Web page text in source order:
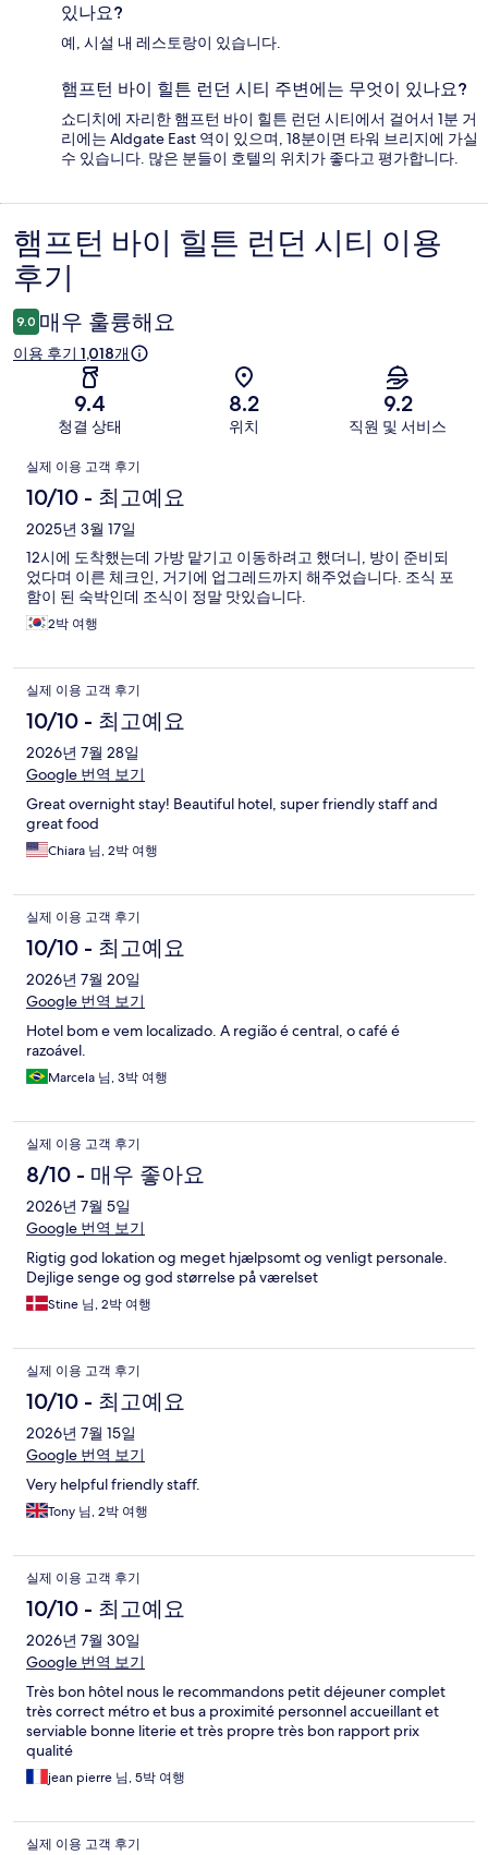
있나요?
예, 시설 내 레스토랑이 있습니다.
햄프턴 바이 힐튼 런던 시티 주변에는 무엇이 있나요?
쇼디치에 자리한 햄프턴 바이 힐튼 런던 시티에서 걸어서 1분 거
리에는 Aldgate East 역이 있으며, 18분이면 타워 브리지에 가실
수 있습니다. 많은 분들이 호텔의 위치가 좋다고 평가합니다.
이
용
후
기
햄프턴 바이 힐튼 런던 시티 이용
후기
9.0 매우 훌륭해요
이용 후기 1,018개
9.4
청결 상태
8.2
위치
9.2
직원 및 서비스
이
용
후
기
실제 이용 고객 후기
10/10 - 최고예요
2025년 3월 17일
12시에 도착했는데 가방 맡기고 이동하려고 했더니, 방이 준비되
었다며 이른 체크인, 거기에 업그레드까지 해주었습니다. 조식 포
함이 된 숙박인데 조식이 정말 맛있습니다.
2박 여행
실제 이용 고객 후기
10/10 - 최고예요
2026년 7월 28일
Google 번역 보기
Great overnight stay! Beautiful hotel, super friendly staff and
great food
Chiara 님, 2박 여행
실제 이용 고객 후기
10/10 - 최고예요
2026년 7월 20일
Google 번역 보기
Hotel bom e vem localizado. A região é central, o café é
razoável.
Marcela 님, 3박 여행
실제 이용 고객 후기
8/10 - 매우 좋아요
2026년 7월 5일
Google 번역 보기
Rigtig god lokation og meget hjælpsomt og venligt personale.
Dejlige senge og god størrelse på værelset
Stine 님, 2박 여행
실제 이용 고객 후기
10/10 - 최고예요
2026년 7월 15일
Google 번역 보기
Very helpful friendly staff.
Tony 님, 2박 여행
실제 이용 고객 후기
10/10 - 최고예요
2026년 7월 30일
Google 번역 보기
Très bon hôtel nous le recommandons petit déjeuner complet
très correct métro et bus a proximité personnel accueillant et
serviable bonne literie et très propre très bon rapport prix
qualité
jean pierre 님, 5박 여행
실제 이용 고객 후기